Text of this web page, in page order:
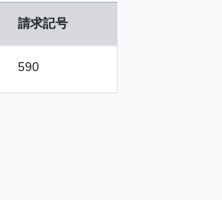
請求記号
590